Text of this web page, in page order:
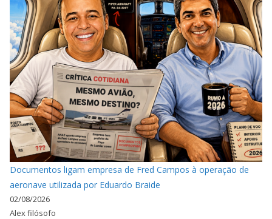
Documentos ligam empresa de Fred Campos à operação de
aeronave utilizada por Eduardo Braide
02/08/2026
Alex filósofo